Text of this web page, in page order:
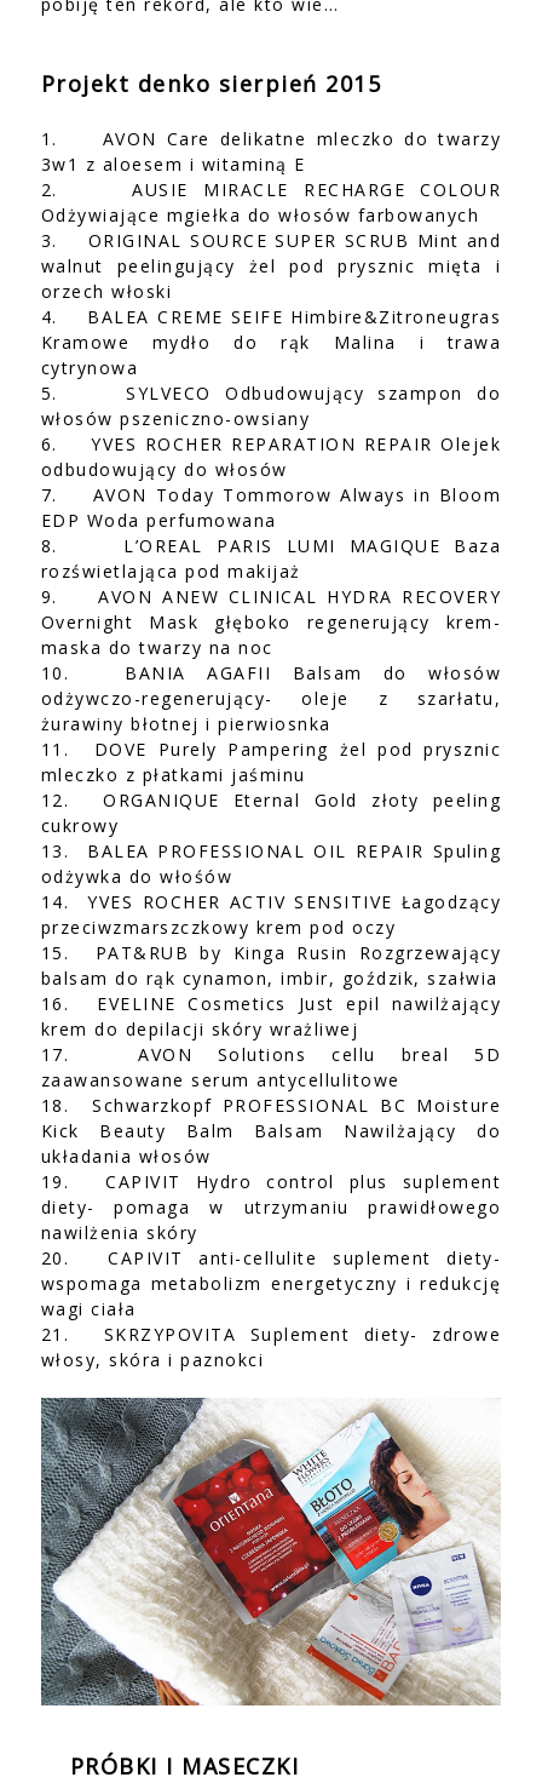
Projekt denko sierpień 2015
1.
AVON Care delikatne mleczko do twarzy
3w1 z aloesem i witaminą E
2.
AUSIE MIRACLE RECHARGE COLOUR
Odżywiające mgiełka do włosów farbowanych
3.
ORIGINAL SOURCE SUPER SCRUB Mint and
walnut peelingujący żel pod prysznic mięta i
orzech włoski
4.
BALEA CREME SEIFE Himbire&Zitroneugras
Kramowe mydło do rąk Malina i trawa
cytrynowa
5.
SYLVECO Odbudowujący szampon do
włosów pszeniczno-owsiany
6.
YVES ROCHER REPARATION REPAIR Olejek
odbudowujący do włosów
7.
AVON Today Tommorow Always in Bloom
EDP Woda perfumowana
8.
L’OREAL PARIS LUMI MAGIQUE Baza
rozświetlająca pod makijaż
9.
AVON ANEW CLINICAL HYDRA RECOVERY
Overnight Mask głęboko regenerujący krem-
maska do twarzy na noc
10.
BANIA AGAFII Balsam do włosów
odżywczo-regenerujący- oleje z szarłatu,
żurawiny błotnej i pierwiosnka
11.
DOVE Purely Pampering żel pod prysznic
mleczko z płatkami jaśminu
12.
ORGANIQUE Eternal Gold złoty peeling
cukrowy
13.
BALEA PROFESSIONAL OIL REPAIR Spuling
odżywka do włośów
14.
YVES ROCHER ACTIV SENSITIVE Łagodzący
przeciwzmarszczkowy krem pod oczy
15.
PAT&RUB by Kinga Rusin Rozgrzewający
balsam do rąk cynamon, imbir, goździk, szałwia
16.
EVELINE Cosmetics Just epil nawilżający
krem do depilacji skóry wrażliwej
17.
AVON Solutions cellu breal 5D
zaawansowane serum antycellulitowe
18.
Schwarzkopf PROFESSIONAL BC Moisture
Kick Beauty Balm Balsam Nawilżający do
układania włosów
19.
CAPIVIT Hydro control plus suplement
diety- pomaga w utrzymaniu prawidłowego
nawilżenia skóry
20.
CAPIVIT anti-cellulite suplement diety-
wspomaga metabolizm energetyczny i redukcję
wagi ciała
21.
SKRZYPOVITA Suplement diety- zdrowe
włosy, skóra i paznokci
PRÓBKI I MASECZKI